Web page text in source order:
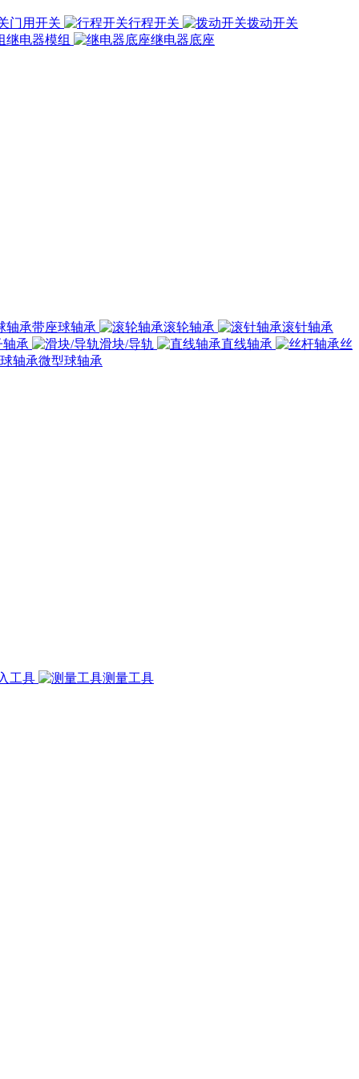
门用开关 行程开关
拨动开关
继电器模组 继电器底座
带座球轴承 滚轮轴承
滚针轴承
轴承 滑块/导轨 直线轴承
丝
微型球轴承
工具 测量工具